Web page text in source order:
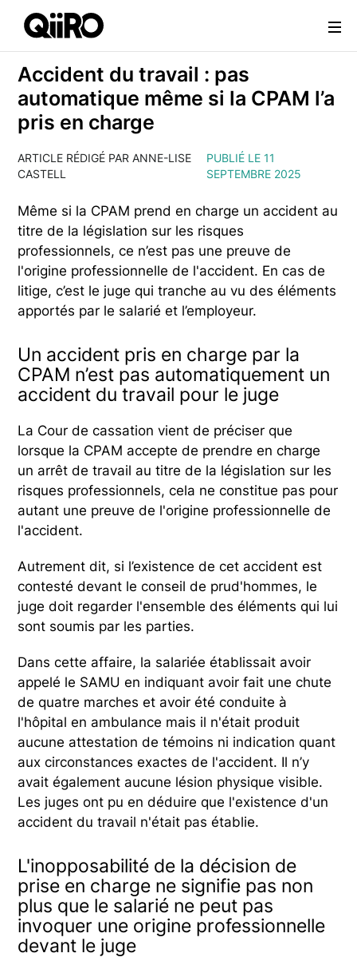
Webflow Homepage
Accident du travail : pas
automatique même si la CPAM l’a
pris en charge
ARTICLE RÉDIGÉ PAR ANNE-LISE
CASTELL
PUBLIÉ LE 11
SEPTEMBRE 2025
Même si la CPAM prend en charge un accident au
titre de la législation sur les risques
professionnels, ce n’est pas une preuve de
l'origine professionnelle de l'accident. En cas de
litige, c’est le juge qui tranche au vu des éléments
apportés par le salarié et l’employeur.
Un accident pris en charge par la
CPAM n’est pas automatiquement un
accident du travail pour le juge
La Cour de cassation vient de préciser que
lorsque la CPAM accepte de prendre en charge
un arrêt de travail au titre de la législation sur les
risques professionnels, cela ne constitue pas pour
autant une preuve de l'origine professionnelle de
l'accident.
Autrement dit, si l’existence de cet accident est
contesté devant le conseil de prud'hommes, le
juge doit regarder l'ensemble des éléments qui lui
sont soumis par les parties.
Dans cette affaire, la salariée établissait avoir
appelé le SAMU en indiquant avoir fait une chute
de quatre marches et avoir été conduite à
l'hôpital en ambulance mais il n'était produit
aucune attestation de témoins ni indication quant
aux circonstances exactes de l'accident. Il n’y
avait également aucune lésion physique visible.
Les juges ont pu en déduire que l'existence d'un
accident du travail n'était pas établie.
L'inopposabilité de la décision de
prise en charge ne signifie pas non
plus que le salarié ne peut pas
invoquer une origine professionnelle
devant le juge